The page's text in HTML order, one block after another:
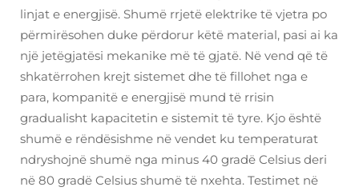
linjat e energjisë. Shumë rrjetë elektrike të vjetra po
përmirësohen duke përdorur këtë material, pasi ai ka
një jetëgjatësi mekanike më të gjatë. Në vend që të
shkatërrohen krejt sistemet dhe të fillohet nga e
para, kompanitë e energjisë mund të rrisin
gradualisht kapacitetin e sistemit të tyre. Kjo është
shumë e rëndësishme në vendet ku temperaturat
ndryshojnë shumë nga minus 40 gradë Celsius deri
në 80 gradë Celsius shumë të nxehta. Testimet në